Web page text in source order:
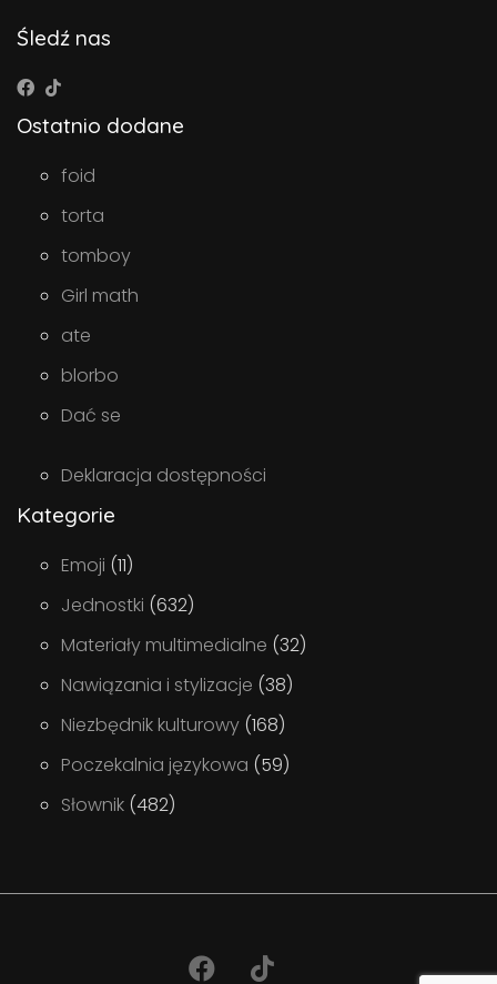
Śledź nas
Ostatnio dodane
foid
torta
tomboy
Girl math
ate
blorbo
Dać se
Deklaracja dostępności
Kategorie
Emoji (11)
Jednostki (632)
Materiały multimedialne (32)
Nawiązania i stylizacje (38)
Niezbędnik kulturowy (168)
Poczekalnia językowa (59)
Słownik (482)